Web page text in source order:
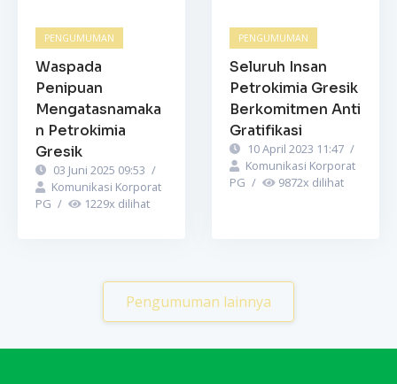
PENGUMUMAN
Waspada
Penipuan
Mengatasnamaka
n Petrokimia
Gresik
03 Juni 2025 09:53 /
Komunikasi Korporat
PG / 1229x dilihat
PENGUMUMAN
Seluruh Insan
Petrokimia Gresik
Berkomitmen Anti
Gratifikasi
10 April 2023 11:47 /
Komunikasi Korporat
PG / 9872x dilihat
Pengumuman lainnya